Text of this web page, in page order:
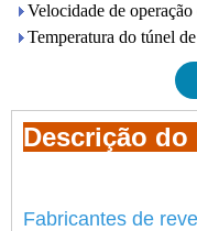
Velocidade de
Temperatura do túnel
Descrição
Fabricantes de